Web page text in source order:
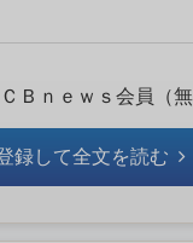
Ｂｎｅｗｓ会員（
録して全文を読む